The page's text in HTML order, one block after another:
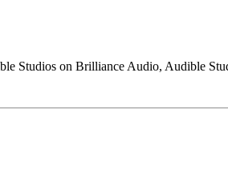
Studios on Brilliance Audio, Audible